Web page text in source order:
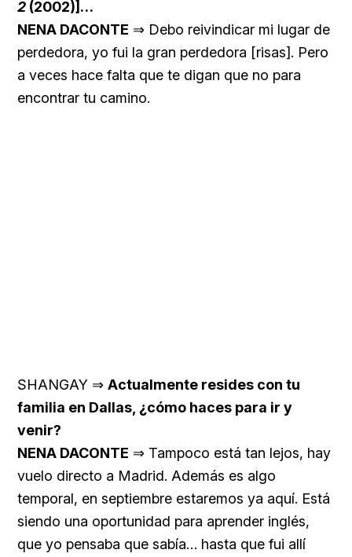
2 (2002)]…
NENA DACONTE ⇒ Debo reivindicar mi lugar de
perdedora, yo fui la gran perdedora [risas]. Pero
a veces hace falta que te digan que no para
encontrar tu camino.
SHANGAY ⇒ Actualmente resides con tu
familia en Dallas, ¿cómo haces para ir y
venir?
NENA DACONTE ⇒ Tampoco está tan lejos, hay
vuelo directo a Madrid. Además es algo
temporal, en septiembre estaremos ya aquí. Está
siendo una oportunidad para aprender inglés,
que yo pensaba que sabía… hasta que fui allí